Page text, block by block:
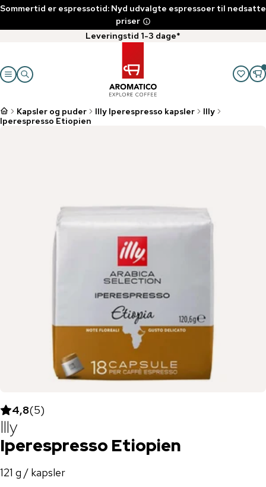
Sommertid er espressotid: Nyd udvalgte espressoer til nedsatte
priser
Leveringstid 1-3 dage*
Kapsler og puder Illy Iperespresso kapsler
Illy
Iperespresso Etiopien
4,8(5)
Illy
Iperespresso Etiopien
121 g / kapsler